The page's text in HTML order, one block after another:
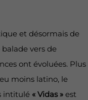
et désormais de
vers de
ont évoluées. Plus
moins latino, le
intitulé « Vidas » est